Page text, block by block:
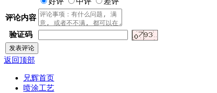
评论内容
验证码
返回顶部
兄辉首页
喷涂工艺